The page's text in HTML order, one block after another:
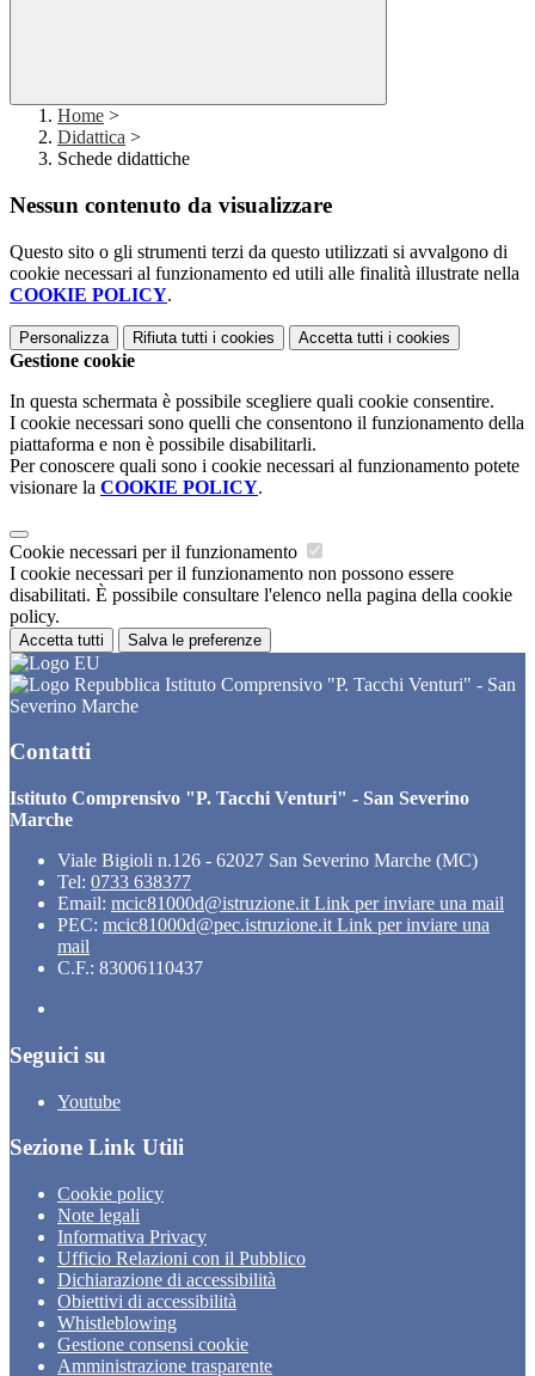
Home >
Didattica >
Schede didattiche
Nessun contenuto da visualizzare
Questo sito o gli strumenti terzi da questo utilizzati si avvalgono di
cookie necessari al funzionamento ed utili alle finalità illustrate nella
COOKIE POLICY.
Personalizza Rifiuta tutti i cookies Accetta tutti i cookies
Gestione cookie
In questa schermata è possibile scegliere quali cookie consentire.
I cookie necessari sono quelli che consentono il funzionamento della
piattaforma e non è possibile disabilitarli.
Per conoscere quali sono i cookie necessari al funzionamento potete
visionare la COOKIE POLICY.
Cookie necessari per il funzionamento
I cookie necessari per il funzionamento non possono essere
disabilitati. È possibile consultare l'elenco nella pagina della cookie
policy.
Accetta tutti Salva le preferenze
Istituto Comprensivo "P. Tacchi Venturi" - San
Severino Marche
Contatti
Istituto Comprensivo "P. Tacchi Venturi" - San Severino
Marche
Viale Bigioli n.126 - 62027 San Severino Marche (MC)
Tel: 0733 638377
Email: mcic81000d@istruzione.it Link per inviare una mail
PEC: mcic81000d@pec.istruzione.it Link per inviare una
mail
C.F.: 83006110437
Seguici su
Youtube
Sezione Link Utili
Cookie policy
Note legali
Informativa Privacy
Ufficio Relazioni con il Pubblico
Dichiarazione di accessibilità
Obiettivi di accessibilità
Whistleblowing
Gestione consensi cookie
Amministrazione trasparente